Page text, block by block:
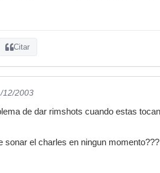
Citar
12/2003
de dar rimshots cuando estas
sonar el charles en ningun momento???